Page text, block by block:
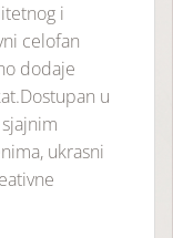
i
celofan
dodaje
u
ukrasni